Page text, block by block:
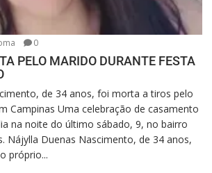
0
PELO MARIDO DURANTE FESTA
de 34 anos, foi morta a tiros pelo
Campinas Uma celebração de casamento
na noite do último sábado, 9, no bairro
Nájylla Duenas Nascimento, de 34 anos,
próprio...